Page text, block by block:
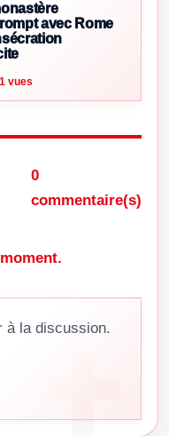
avec Rome
vues
0
commentaire(s)
à la discussion.